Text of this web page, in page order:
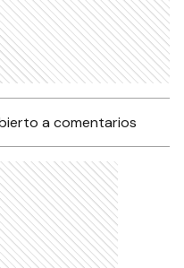
a comentarios